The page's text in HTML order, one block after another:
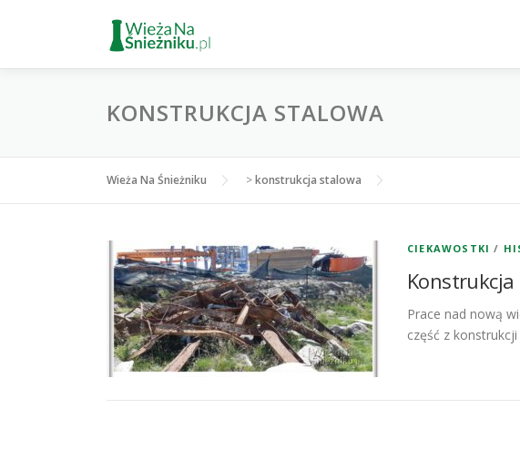
KONSTRUKCJA STALOWA
Wieża Na Śnieżniku >konstrukcja stalowa
CIEKAWOSTKI /
Konstrukcja
Prace nad nową
część z